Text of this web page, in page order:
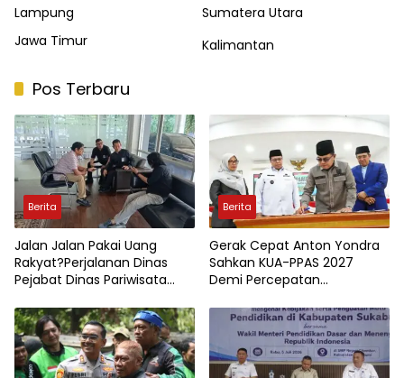
Lampung
Sumatera Utara
Jawa Timur
Kalimantan
Pos Terbaru
Berita
Jalan Jalan Pakai Uang
Rakyat?Perjalanan Dinas
Pejabat Dinas Pariwisata
Berita
Gerak Cepat Anton Yondra
Sahkan KUA-PPAS 2027
Demi Percepatan